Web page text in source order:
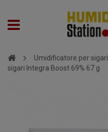
Umidificatore per sigari
sigari Integra Boost 69% 67 g